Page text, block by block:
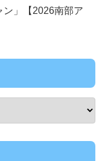
」【2026南部ア